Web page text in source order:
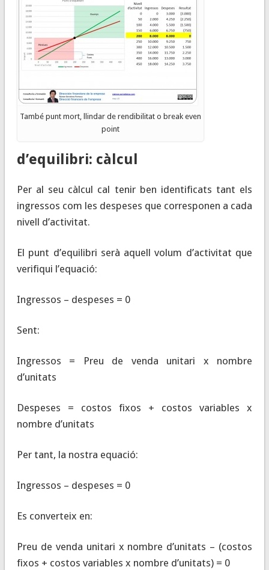
També punt mort, llindar de rendibilitat o break even
point
d’equilibri: càlcul
Per al seu càlcul cal tenir ben identificats tant els
ingressos com les despeses que corresponen a cada
nivell d’activitat.
El punt d’equilibri serà aquell volum d’activitat que
verifiqui l’equació:
Ingressos – despeses = 0
Sent:
Ingressos = Preu de venda unitari x nombre
d’unitats
Despeses = costos fixos + costos variables x
nombre d’unitats
Per tant, la nostra equació:
Ingressos – despeses = 0
Es converteix en:
Preu de venda unitari x nombre d’unitats – (costos
fixos + costos variables x nombre d’unitats) = 0